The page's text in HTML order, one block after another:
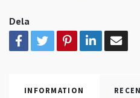
Dela
INFORMATION